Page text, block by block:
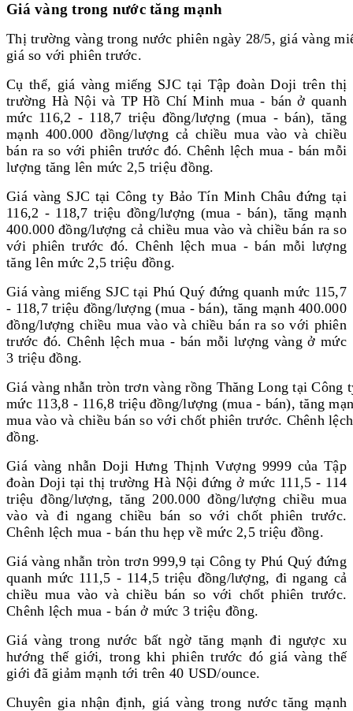
Giá vàng trong nước tăng mạnh
Thị trường vàng trong nước phiên ngày 28/5, giá vàng
giá so với phiên trước.
Cụ thể, giá vàng miếng SJC tại Tập đoàn Doji trên thị
trường Hà Nội và TP Hồ Chí Minh mua - bán ở quanh
mức 116,2 - 118,7 triệu đồng/lượng (mua - bán), tăng
mạnh 400.000 đồng/lượng cả chiều mua vào và chiều
bán ra so với phiên trước đó. Chênh lệch mua - bán mỗi
lượng tăng lên mức 2,5 triệu đồng.
Giá vàng SJC tại Công ty Bảo Tín Minh Châu đứng tại
116,2 - 118,7 triệu đồng/lượng (mua - bán), tăng mạnh
400.000 đồng/lượng cả chiều mua vào và chiều bán ra so
với phiên trước đó. Chênh lệch mua - bán mỗi lượng
tăng lên mức 2,5 triệu đồng.
Giá vàng miếng SJC tại Phú Quý đứng quanh mức 115,7
- 118,7 triệu đồng/lượng (mua - bán), tăng mạnh 400.000
đồng/lượng chiều mua vào và chiều bán ra so với phiên
trước đó. Chênh lệch mua - bán mỗi lượng vàng ở mức
3 triệu đồng.
Giá vàng nhẫn tròn trơn vàng rồng Thăng Long tại
mức 113,8 - 116,8 triệu đồng/lượng (mua - bán), tăng
mua vào và chiều bán so với chốt phiên trước. Chênh
đồng.
Giá vàng nhẫn Doji Hưng Thịnh Vượng 9999 của Tập
đoàn Doji tại thị trường Hà Nội đứng ở mức 111,5 - 114
triệu đồng/lượng, tăng 200.000 đồng/lượng chiều mua
vào và đi ngang chiều bán so với chốt phiên trước.
Chênh lệch mua - bán thu hẹp về mức 2,5 triệu đồng.
Giá vàng nhẫn tròn trơn 999,9 tại Công ty Phú Quý đứng
quanh mức 111,5 - 114,5 triệu đồng/lượng, đi ngang cả
chiều mua vào và chiều bán so với chốt phiên trước.
Chênh lệch mua - bán ở mức 3 triệu đồng.
Giá vàng trong nước bất ngờ tăng mạnh đi ngược xu
hướng thế giới, trong khi phiên trước đó giá vàng thế
giới đã giảm mạnh tới trên 40 USD/ounce.
Chuyên gia nhận định, giá vàng trong nước tăng mạnh